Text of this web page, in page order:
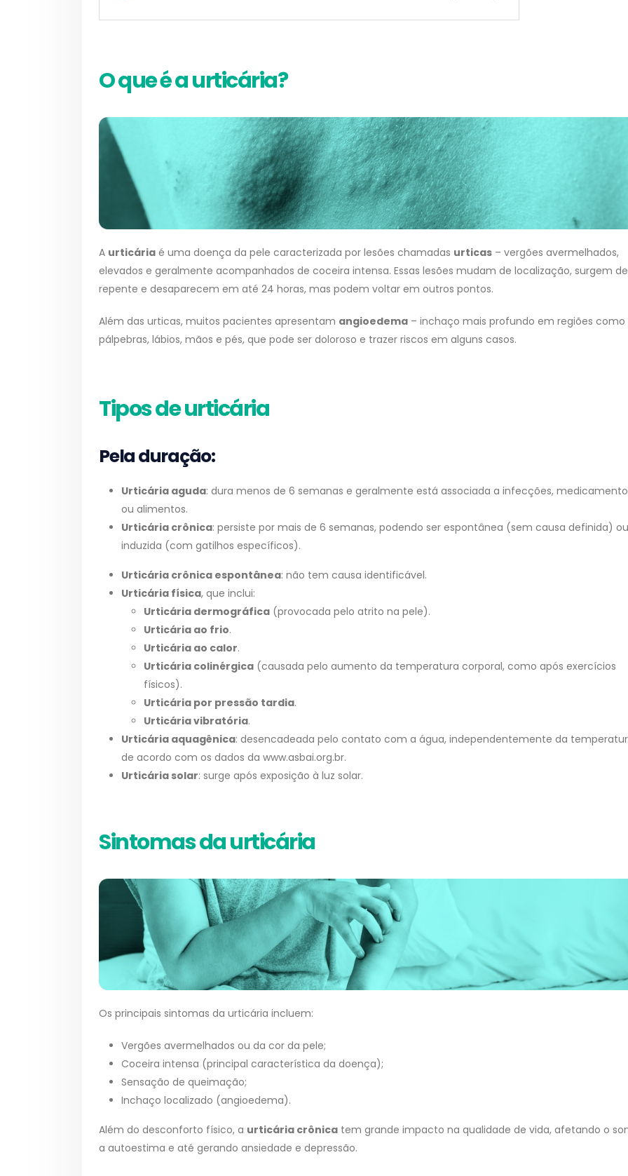
O que é a urticária?
A urticária é uma doença da pele caracterizada por lesões chamadas urticas – vergões avermelhados,
elevados e geralmente acompanhados de coceira intensa. Essas lesões mudam de localização, surgem de
repente e desaparecem em até 24 horas, mas podem voltar em outros pontos.
Além das urticas, muitos pacientes apresentam angioedema – inchaço mais profundo em regiões como
pálpebras, lábios, mãos e pés, que pode ser doloroso e trazer riscos em alguns casos.
Tipos de urticária
Pela duração:
Urticária aguda: dura menos de 6 semanas e geralmente está associada a infecções,
ou alimentos.
Urticária crônica: persiste por mais de 6 semanas, podendo ser espontânea (sem causa definida) ou
induzida (com gatilhos específicos).
Urticária crônica espontânea: não tem causa identificável.
Urticária física, que inclui:
Urticária dermográfica (provocada pelo atrito na pele).
Urticária ao frio.
Urticária ao calor.
Urticária colinérgica (causada pelo aumento da temperatura corporal, como após exercícios
físicos).
Urticária por pressão tardia.
Urticária vibratória.
Urticária aquagênica: desencadeada pelo contato com a água, independentemente da
de acordo com os dados da www.asbai.org.br.
Urticária solar: surge após exposição à luz solar.
Sintomas da urticária
Os principais sintomas da urticária incluem:
Vergões avermelhados ou da cor da pele;
Coceira intensa (principal característica da doença);
Sensação de queimação;
Inchaço localizado (angioedema).
Além do desconforto físico, a urticária crônica tem grande impacto na qualidade de vida, afetando o
a autoestima e até gerando ansiedade e depressão.